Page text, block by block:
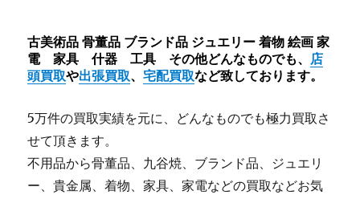
古美術品 骨董品 ブランド品 ジュエリー 着物 絵画 家
電 家具 什器 工具 その他どんなものでも、 店
頭買取や出張買取、宅配買取など致しております。
5万件の買取実績を元に、どんなものでも極力買取さ
せて頂きます。
不用品から骨董品、九谷焼、ブランド品、ジュエリ
ー、貴金属、着物、家具、家電などの買取などお気